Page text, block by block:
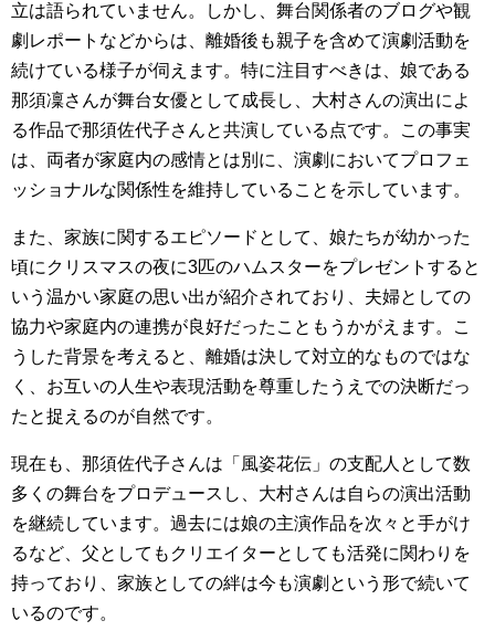
立は語られていません。しかし、舞台関係者のブログや観
劇レポートなどからは、離婚後も親子を含めて演劇活動を
続けている様子が伺えます。特に注目すべきは、娘である
那須凜さんが舞台女優として成長し、大村さんの演出によ
る作品で那須佐代子さんと共演している点です。この事実
は、両者が家庭内の感情とは別に、演劇においてプロフェ
ッショナルな関係性を維持していることを示しています。
また、家族に関するエピソードとして、娘たちが幼かった
頃にクリスマスの夜に3匹のハムスターをプレゼントすると
いう温かい家庭の思い出が紹介されており、夫婦としての
協力や家庭内の連携が良好だったこともうかがえます。こ
うした背景を考えると、離婚は決して対立的なものではな
く、お互いの人生や表現活動を尊重したうえでの決断だっ
たと捉えるのが自然です。
現在も、那須佐代子さんは「風姿花伝」の支配人として数
多くの舞台をプロデュースし、大村さんは自らの演出活動
を継続しています。過去には娘の主演作品を次々と手がけ
るなど、父としてもクリエイターとしても活発に関わりを
持っており、家族としての絆は今も演劇という形で続いて
いるのです。